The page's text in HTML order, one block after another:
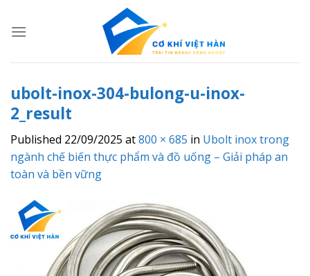
ubolt-inox-304-bulong-u-inox-
2_result
Published 22/09/2025 at800 × 685 in Ubolt inox trong
ngành chế biến thực phẩm và đồ uống – Giải pháp an
toàn và bền vững